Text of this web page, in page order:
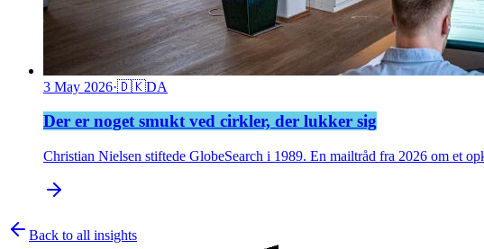
3 May 2026·🇩🇰DA
Der er noget smukt ved cirkler, der lukker sig
Christian Nielsen stiftede GlobeSearch i 1989. En mailtråd fra 2026 om et
Back to all insights